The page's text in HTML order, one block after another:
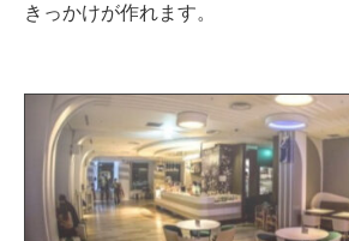
きっかけが作れます。